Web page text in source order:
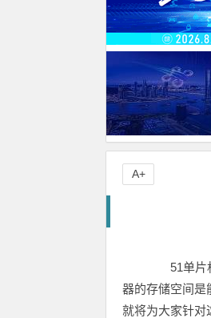
51单片机
器的存储空间是
就将为大家针对
A+